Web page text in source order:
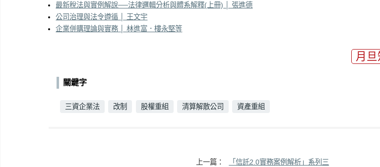
最新稅法與實例解說──法律邏輯分析與體系解釋(上冊) │ 張進德
公司治理與法令遵循 │ 王文宇
企業併購理論與實務 │ 林進富．樓永堅等
月
關鍵字
三資企業法 改制 股權重組 清算解散公司 資產重組
上一篇： 「信託2.0實務案例解析」系列三